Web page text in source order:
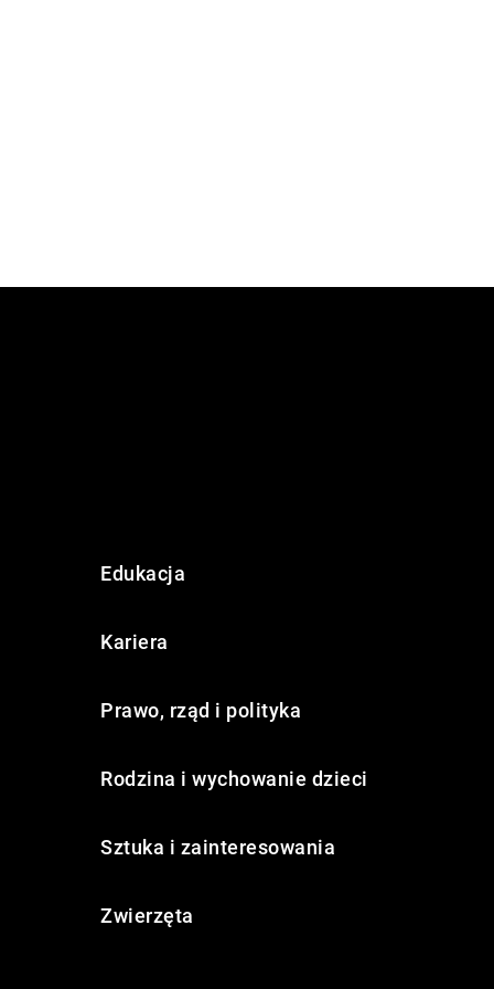
Edukacja
Kariera
Prawo, rząd i polityka
Rodzina i wychowanie dzieci
Sztuka i zainteresowania
Zwierzęta